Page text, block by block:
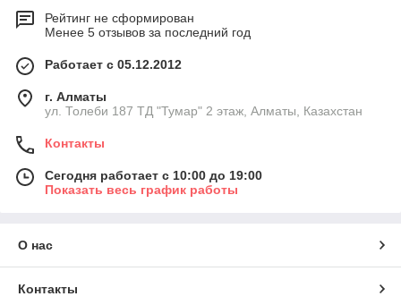
Рейтинг не сформирован
Менее 5 отзывов за последний год
Работает с 05.12.2012
г. Алматы
ул. Толеби 187 ТД "Тумар" 2 этаж, Алматы, Казахстан
Контакты
Сегодня работает с 10:00 до 19:00
Показать весь график работы
О нас
Контакты